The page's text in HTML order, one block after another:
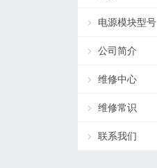
电源模块型号
公司简介
维修中心
维修常识
联系我们